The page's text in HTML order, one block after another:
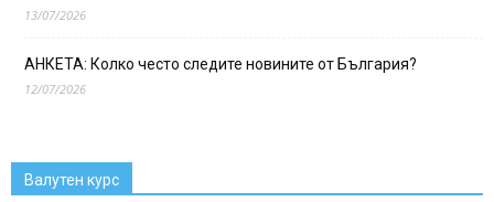
13/07/2026
АНКЕТА: Колко често следите новините от България?
12/07/2026
Валутен курс